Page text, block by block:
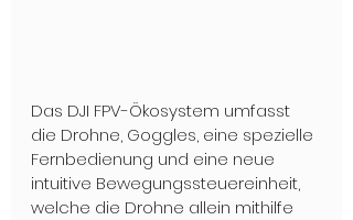
Das DJI FPV-Ökosystem umfasst
die Drohne, Goggles, eine spezielle
Fernbedienung und eine neue
intuitive Bewegungssteuereinheit,
welche die Drohne allein mithilfe